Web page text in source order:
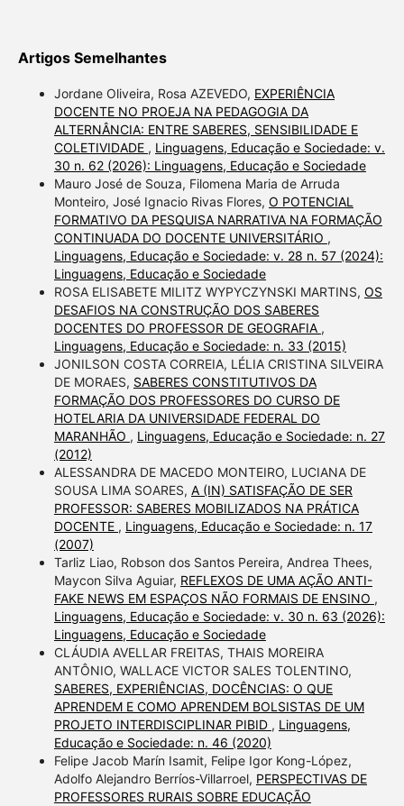
Artigos Semelhantes
Jordane Oliveira, Rosa AZEVEDO, EXPERIÊNCIA
DOCENTE NO PROEJA NA PEDAGOGIA DA
ALTERNÂNCIA: ENTRE SABERES, SENSIBILIDADE E
COLETIVIDADE , Linguagens, Educação e Sociedade: v.
30 n. 62 (2026): Linguagens, Educação e Sociedade
Mauro José de Souza, Filomena Maria de Arruda
Monteiro, José Ignacio Rivas Flores, O POTENCIAL
FORMATIVO DA PESQUISA NARRATIVA NA FORMAÇÃO
CONTINUADA DO DOCENTE UNIVERSITÁRIO ,
Linguagens, Educação e Sociedade: v. 28 n. 57 (2024):
Linguagens, Educação e Sociedade
ROSA ELISABETE MILITZ WYPYCZYNSKI MARTINS, OS
DESAFIOS NA CONSTRUÇÃO DOS SABERES
DOCENTES DO PROFESSOR DE GEOGRAFIA ,
Linguagens, Educação e Sociedade: n. 33 (2015)
JONILSON COSTA CORREIA, LÉLIA CRISTINA SILVEIRA
DE MORAES, SABERES CONSTITUTIVOS DA
FORMAÇÃO DOS PROFESSORES DO CURSO DE
HOTELARIA DA UNIVERSIDADE FEDERAL DO
MARANHÃO , Linguagens, Educação e Sociedade: n. 27
(2012)
ALESSANDRA DE MACEDO MONTEIRO, LUCIANA DE
SOUSA LIMA SOARES, A (IN) SATISFAÇÃO DE SER
PROFESSOR: SABERES MOBILIZADOS NA PRÁTICA
DOCENTE , Linguagens, Educação e Sociedade: n. 17
(2007)
Tarliz Liao, Robson dos Santos Pereira, Andrea Thees,
Maycon Silva Aguiar, REFLEXOS DE UMA AÇÃO ANTI-
FAKE NEWS EM ESPAÇOS NÃO FORMAIS DE ENSINO ,
Linguagens, Educação e Sociedade: v. 30 n. 63 (2026):
Linguagens, Educação e Sociedade
CLÁUDIA AVELLAR FREITAS, THAIS MOREIRA
ANTÔNIO, WALLACE VICTOR SALES TOLENTINO,
SABERES, EXPERIÊNCIAS, DOCÊNCIAS: O QUE
APRENDEM E COMO APRENDEM BOLSISTAS DE UM
PROJETO INTERDISCIPLINAR PIBID , Linguagens,
Educação e Sociedade: n. 46 (2020)
Felipe Jacob Marín Isamit, Felipe Igor Kong-López,
Adolfo Alejandro Berríos-Villarroel, PERSPECTIVAS DE
PROFESSORES RURAIS SOBRE EDUCAÇÃO